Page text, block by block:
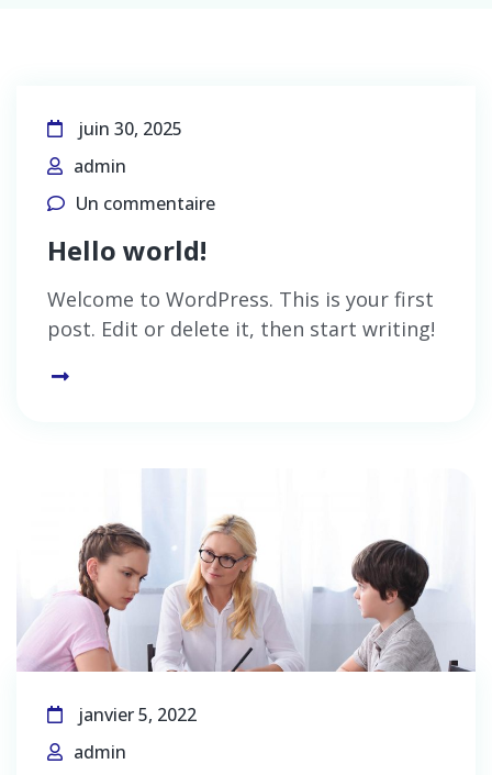
juin 30, 2025
admin
Un commentaire
Hello world!
Welcome to WordPress. This is your first
post. Edit or delete it, then start writing!
janvier 5, 2022
admin